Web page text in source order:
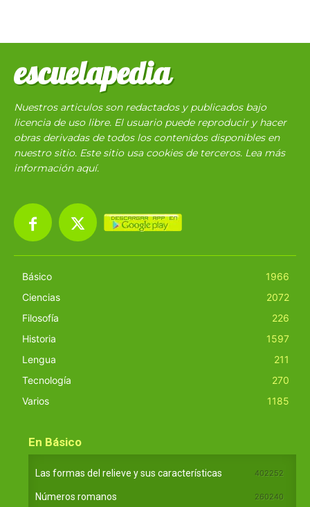
escuelapedia
Nuestros articulos son redactados y publicados bajo
licencia de uso libre. El usuario puede reproducir y hacer
obras derivadas de todos los contenidos disponibles en
nuestro sitio. Este sitio usa cookies de terceros. Lea más
información aquí.
Básico
1966
Ciencias
2072
Filosofía
226
Historia
1597
Lengua
211
Tecnología
270
Varios
1185
En Básico
Las formas del relieve y sus características 402252
Números romanos 260240